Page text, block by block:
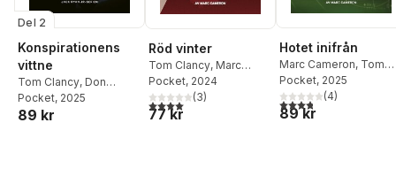
Del 2
Konspirationens
vittne
Tom Clancy, Don
Bentley
Pocket, 2025
89 kr
Röd vinter
Tom Clancy, Marc
Cameron
Pocket, 2024
4,0utav 5 stjärnor. Totalt antal röster:
(3)
77 kr
Hotet inifrån
Marc Cameron, Tom
Clancy
Pocket, 2025
3,8utav 5 stjärnor.
(4)
89 kr